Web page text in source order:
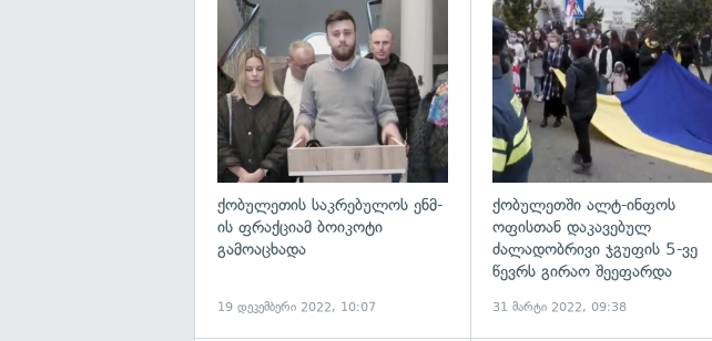
გადახედვა
ქობულეთის საკრებულოს ენმ-
ის ფრაქციამ ბოიკოტი
გამოაცხადა
19 დეკემბერი 2022, 10:07
ქობულეთში ალტ-ინფოს
ოფისთან დაკავებულ
ძალადობრივი ჯგუფის 5-ვე
წევრს გირაო შეეფარდა
31 მარტი 2022, 09:38